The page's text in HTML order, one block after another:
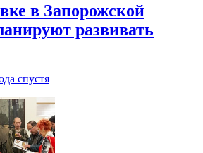
в Запорожской
развивать
спустя